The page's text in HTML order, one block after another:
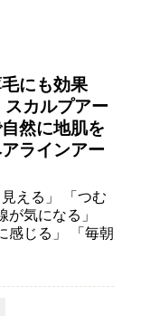
にも効果
カルプアー
自然に地肌を
ラインアー
える」 「つむ
気になる」
感じる」 「毎朝